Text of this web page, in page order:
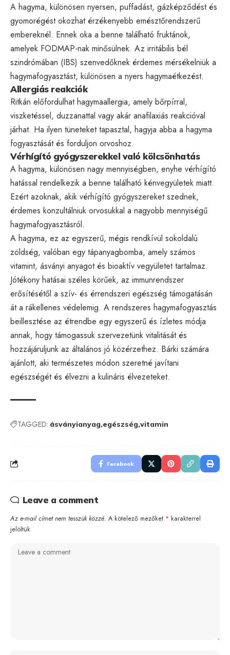
A hagyma, különösen nyersen, puffadást, gázképződést és
gyomorégést okozhat érzékenyebb emésztőrendszerű
embereknél. Ennek oka a benne található fruktánok,
amelyek FODMAP-nak minősülnek. Az irritábilis bél
szindrómában (IBS) szenvedőknek érdemes mérsékelniük a
hagymafogyasztást, különösen a nyers hagymaétkezést.
Allergiás reakciók
Ritkán előfordulhat hagymaallergia, amely bőrpírral,
viszketéssel, duzzanattal vagy akár anafilaxiás reakcióval
járhat. Ha ilyen tüneteket tapasztal, hagyja abba a hagyma
fogyasztását és forduljon orvoshoz.
Vérhígító gyógyszerekkel való kölcsönhatás
A hagyma, különösen nagy mennyiségben, enyhe vérhígító
hatással rendelkezik a benne található kénvegyületek miatt.
Ezért azoknak, akik vérhígító gyógyszereket szednek,
érdemes konzultálniuk orvosukkal a nagyobb mennyiségű
hagymafogyasztásról.
A hagyma, ez az egyszerű, mégis rendkívül sokoldalú
zöldség, valóban egy tápanyagbomba, amely számos
vitamint, ásványi anyagot és bioaktív vegyületet tartalmaz.
Jótékony hatásai széles körűek, az immunrendszer
erősítésétől a szív- és érrendszeri egészség támogatásán
át a rákellenes védelemig. A rendszeres hagymafogyasztás
beillesztése az étrendbe egy egyszerű és ízletes módja
annak, hogy támogassuk szervezetünk vitalitását és
hozzájáruljunk az általános jó közérzethez. Bárki számára
ajánlott, aki természetes módon szeretné javítani
egészségét és élvezni a kulináris élvezeteket.
TAGGED: ásványianyag egészség vitamin
Facebook
Leave a comment
Az e-mail címet nem tesszük közzé. A kötelező mezőket * karakterrel
jelöltük